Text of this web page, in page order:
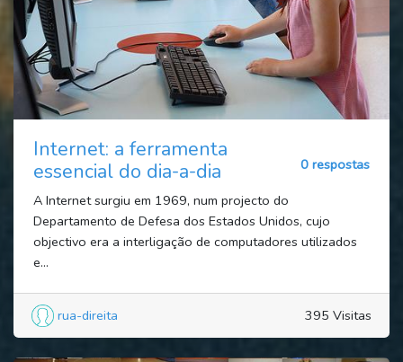
Internet: a ferramenta
essencial do dia-a-dia
0 respostas
A Internet surgiu em 1969, num projecto do
Departamento de Defesa dos Estados Unidos, cujo
objectivo era a interligação de computadores utilizados
e...
rua-direita 395 Visitas